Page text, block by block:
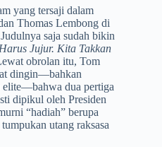
yang tersaji dalam
Thomas Lembong di
saja sudah bikin
Jujur. Kita Takkan
obrolan itu, Tom
dingin—bahkan
elite—bahwa dua pertiga
dipikul oleh Presiden
“hadiah” berupa
utang raksasa